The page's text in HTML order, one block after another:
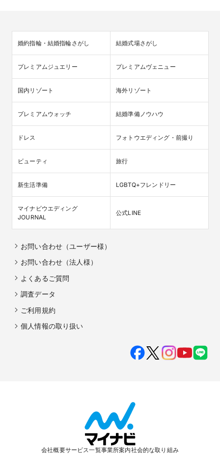
婚約指輪・結婚指輪さがし 結婚式場さがし
プレミアムジュエリー プレミアムヴェニュー
国内リゾート 海外リゾート
プレミアムウォッチ 結婚準備ノウハウ
ドレス フォトウエディング・前撮り
ビューティ 旅行
新生活準備 LGBTQ+フレンドリー
マイナビウエディング
JOURNAL
公式LINE
お問い合わせ（ユーザー様）
お問い合わせ（法人様）
よくあるご質問
調査データ
ご利用規約
個人情報の取り扱い
会社概要サービス一覧事業所案内社会的な取り組み